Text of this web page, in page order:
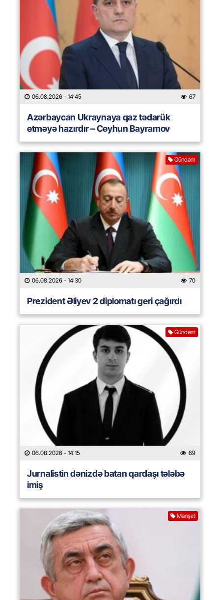
06.08.2026 - 14:45 67
Azərbaycan Ukraynaya qaz tədarük
etməyə hazırdır – Ceyhun Bayramov
Gündəm
06.08.2026 - 14:30 70
Prezident Əliyev 2 diplomatı geri çağırdı
Gündəm
06.08.2026 - 14:15 69
Jurnalistin dənizdə batan qardaşı tələbə
imiş
Manşet